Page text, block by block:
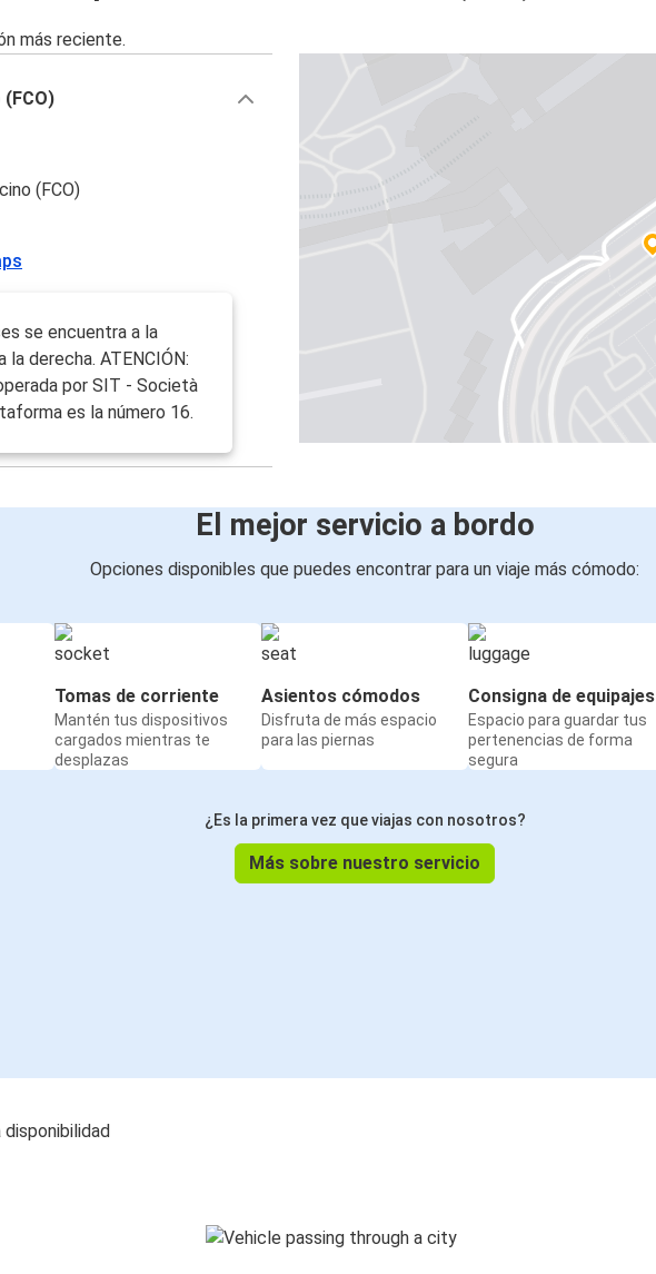
más reciente.
(FCO)
se encuentra a la
la derecha. ATENCIÓN:
por SIT - Società
es la número 16.
El mejor servicio a bordo
Opciones disponibles que puedes encontrar para un viaje más cómodo:
Tomas de corriente
Mantén tus dispositivos
cargados mientras te
desplazas
Asientos cómodos
Disfruta de más espacio
para las piernas
Consigna de equipajes
Espacio para guardar tus
pertenencias de forma
segura
¿Es la primera vez que viajas con nosotros?
Más sobre nuestro servicio